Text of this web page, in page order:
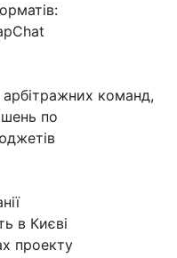
команд,
по
в Києві
проекту